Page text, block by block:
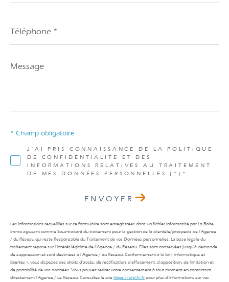
*
Message
*
J'AI PRIS CONNAISSANCE DE LA POLITIQUE
DE CONFIDENTIALITÉ ET DES
INFORMATIONS RELATIVES AU TRAITEMENT
DE MES DONNÉES PERSONNELLES (*)*
* Champ obligatoire
ENVOYER
Les informations recueillies sur ce formulaire sont enregistrées dans un fichier informatisé par La Boite
Immo agissant comme Sous-traitant du traitement pour la gestion de la clientèle/prospects de l'Agence
/ du Réseau qui reste Responsable du Traitement de vos Données personnelles. La base légale du
traitement repose sur l'intérêt légitime de l'Agence / du Réseau. Elles sont conservées jusqu'à demande
de suppression et sont destinées à l'Agence / au Réseau. Conformément à la loi « informatique et
libertés », vous disposez des droits d’accès, de rectification, d’effacement, d’opposition, de limitation et
de portabilité de vos données. Vous pouvez retirer votre consentement à tout moment en contactant
directement l’Agence / Le Réseau. Consultez le site https://cnil.fr/fr pour plus d’informations sur vos